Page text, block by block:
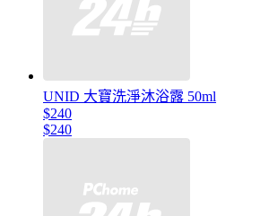
UNID 大寶洗淨沐浴露 50ml
$240
$240